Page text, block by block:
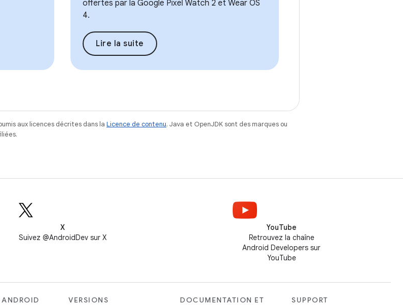
offertes par la Google Pixel Watch 2 et Wear OS
4.
Lire la suite
aux licences décrites dans la Licence de contenu. Java et OpenJDK sont des marques ou
X
Suivez @AndroidDev sur X
YouTube
Retrouvez la chaîne
Android Developers sur
YouTube
ANDROID
VERSIONS
DOCUMENTATION ET
SUPPORT